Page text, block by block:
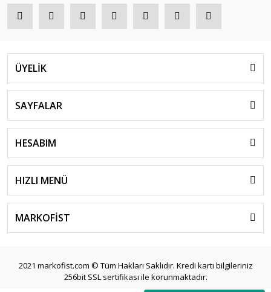
ÜYELİK
SAYFALAR
HESABIM
HIZLI MENÜ
MARKOFİST
2021 markofist.com © Tüm Hakları Saklıdır. Kredi kartı bilgileriniz
256bit SSL sertifikası ile korunmaktadır.